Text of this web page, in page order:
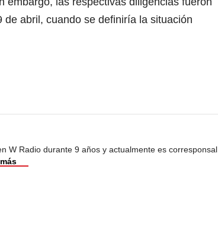
abril, cuando se definiría la situación
W Radio durante 9 años y actualmente es corresponsal